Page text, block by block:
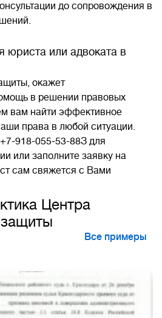
до сопровождения в
юриста или адвоката в
окажет
в решении правовых
вам найти эффективное
права в любой ситуации.
918-055-53-88З для
или заполните заявку на
сам свяжется с Вами
Центра
Все примеры